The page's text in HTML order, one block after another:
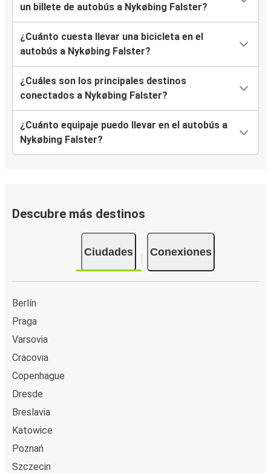
un billete de autobús a Nykøbing Falster?
¿Cuánto cuesta llevar una bicicleta en el
autobús a Nykøbing Falster?
¿Cuáles son los principales destinos
conectados a Nykøbing Falster?
¿Cuánto equipaje puedo llevar en el autobús a
Nykøbing Falster?
Descubre más destinos
Ciudades Conexiones
Berlín
Praga
Varsovia
Cracovia
Copenhague
Dresde
Breslavia
Katowice
Poznań
Szczecin